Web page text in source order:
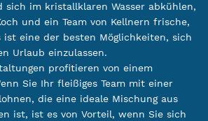
sich im kristallklaren Wasser abkühlen,
und ein Team von Kellnern frische,
ist eine der besten Möglichkeiten, sich
Urlaub einzulassen.
profitieren von einem
Sie Ihr fleißiges Team mit einer
die eine ideale Mischung aus
ist, ist es von Vorteil, wenn Sie sich